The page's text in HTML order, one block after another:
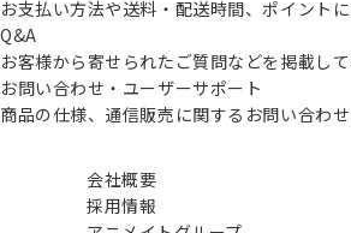
お支払い方法や送料・配送時間、ポイント
Q&A
お客様から寄せられたご質問などを掲載して
お問い合わせ・ユーザーサポート
商品の仕様、通信販売に関するお問い合わせ
会社概要
採用情報